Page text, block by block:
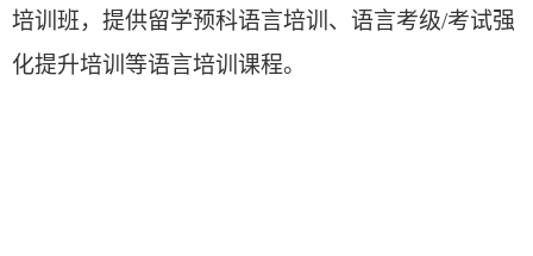
培训班，提供留学预科语言培训、语言考级/考试强
化提升培训等语言培训课程。